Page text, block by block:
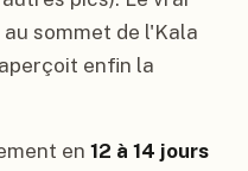
sommet de l'Kala
enfin la
en 12 à 14 jours